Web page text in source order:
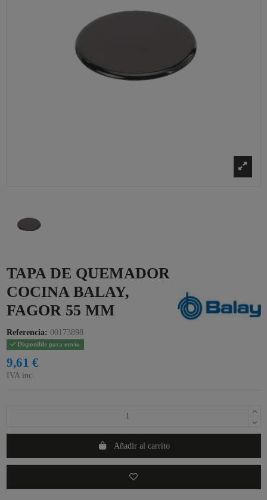
TAPA DE QUEMADOR
COCINA BALAY,
FAGOR 55 MM
Referencia: 00173898
Disponible para envío
9,61 €
IVA inc.
Añadir al carrito